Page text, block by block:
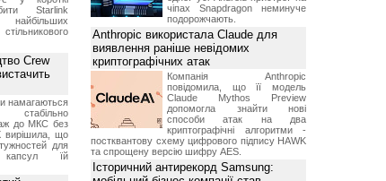
Starlink
Crew
намагаються
до МКС без
вирішила, що
для
капсул їй
чіпах Snapdragon неминуче
подорожчають.
Anthropic використала Claude для
виявлення раніше невідомих
криптографічних атак
Компанія Anthropic
повідомила, що її модель
Claude Mythos Preview
допомогла знайти нові
способи атак на два
криптографічні алгоритми -
постквантову схему цифрового підпису HAWK
та спрощену версію шифру AES.
Історичний антирекорд Samsung: